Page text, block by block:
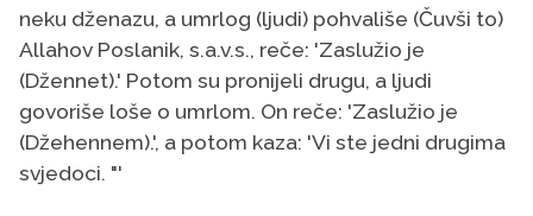
neku dženazu, a umrlog (ljudi) pohvališe (Čuvši to)
Allahov Poslanik, s.a.v.s., reče: 'Zaslužio je
(Džennet).' Potom su pronijeli drugu, a ljudi
govoriše loše o umrlom. On reče: 'Zaslužio je
(Džehennem).', a potom kaza: 'Vi ste jedni drugima
svjedoci. "'